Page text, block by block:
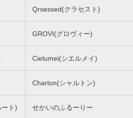
Qrsessed(クラセスト)
GROVI(グロヴィー)
Cielumei(シエルメイ)
Charton(シャルトン)
ト) せかいのふるーりー